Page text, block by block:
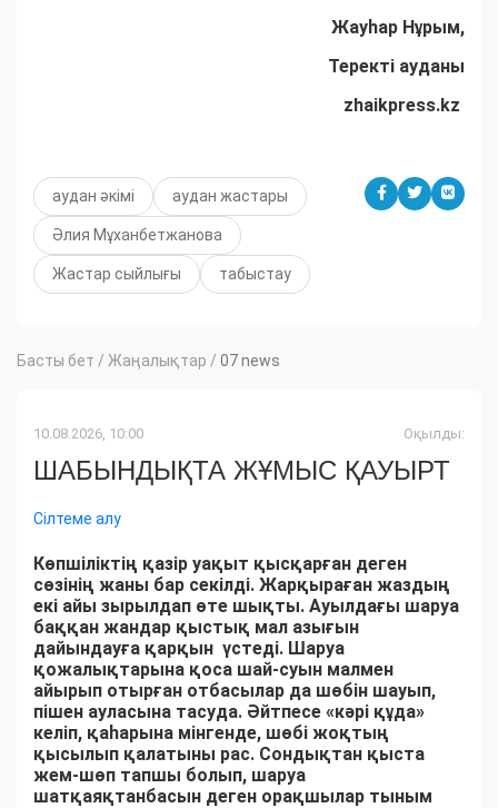
Жауһар Нұрым,
Теректі ауданы
zhaikpress.kz
аудан әкімі аудан жастары
Әлия Мұханбетжанова
Жастар сыйлығы табыстау
Басты бет / Жаңалықтар / 07 news
10.08.2026, 10:00 Оқылды:
ШАБЫНДЫҚТА ЖҰМЫС ҚАУЫРТ
Сілтеме алу
Көпшіліктің қазір уақыт қысқарған деген
сөзінің жаны бар секілді. Жарқыраған жаздың
екі айы зырылдап өте шықты. Ауылдағы шаруа
баққан жандар қыстық мал азығын
дайындауға қарқын үстеді. Шаруа
қожалықтарына қоса шай-суын малмен
айырып отырған отбасылар да шөбін шауып,
пішен ауласына тасуда. Әйтпесе «кәрі құда»
келіп, қаһарына мінгенде, шөбі жоқтың
қысылып қалатыны рас. Сондықтан қыста
жем-шөп тапшы болып, шаруа
шатқаяқтанбасын деген орақшылар тыным